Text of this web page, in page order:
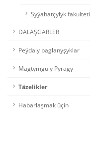
Syýahatçylyk fakulteti
DALAŞGÄRLER
Peýdaly baglanyşyklar
Magtymguly Pyragy
Täzelikler
Habarlaşmak üçin